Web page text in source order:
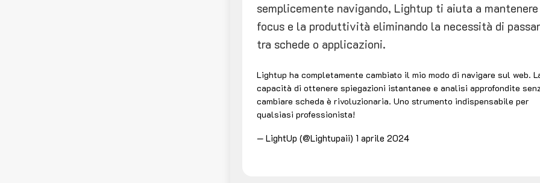
semplicemente navigando, Lightup ti aiuta a
focus e la produttività eliminando la necessità di
tra schede o applicazioni.
Lightup ha completamente cambiato il mio modo di navigare sul web.
capacità di ottenere spiegazioni istantanee e analisi approfondite
cambiare scheda è rivoluzionaria. Uno strumento indispensabile per
qualsiasi professionista!
— LightUp (@Lightupaii) 1 aprile 2024